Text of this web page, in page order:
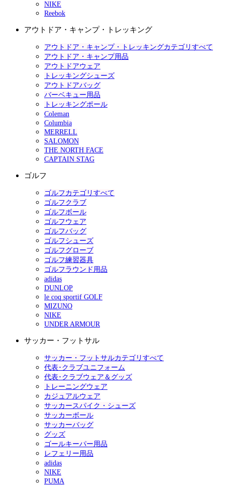
NIKE
Reebok
アウトドア・キャンプ・トレッキング
アウトドア・キャンプ・トレッキングカテゴリすべて
アウトドア・キャンプ用品
アウトドアウェア
トレッキングシューズ
アウトドアバッグ
バーベキュー用品
トレッキングポール
Coleman
Columbia
MERRELL
SALOMON
THE NORTH FACE
CAPTAIN STAG
ゴルフ
ゴルフカテゴリすべて
ゴルフクラブ
ゴルフボール
ゴルフウェア
ゴルフバッグ
ゴルフシューズ
ゴルフグローブ
ゴルフ練習器具
ゴルフラウンド用品
adidas
DUNLOP
le coq sportif GOLF
MIZUNO
NIKE
UNDER ARMOUR
サッカー・フットサル
サッカー・フットサルカテゴリすべて
代表･クラブユニフォーム
代表･クラブウェア＆グッズ
トレーニングウェア
カジュアルウェア
サッカースパイク・シューズ
サッカーボール
サッカーバッグ
グッズ
ゴールキーパー用品
レフェリー用品
adidas
NIKE
PUMA